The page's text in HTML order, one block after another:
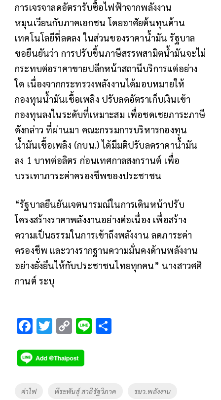
การเจรจาลดอัตรารับซื้อไฟฟ้าจากพลังงาน
หมุนเวียนกับภาคเอกชน โดยอาศัยต้นทุนด้าน
เทคโนโลยีที่ลดลง ในส่วนของราคาน้ำมัน รัฐบาล
ขอยืนยันว่า การปรับขึ้นภาษีสรรพสามิตน้ำมันจะไม่
กระทบต่อราคาขายปลีกหน้าสถานีบริการแต่อย่าง
ใด เนื่องจากกระทรวงพลังงานได้มอบหมายให้
กองทุนน้ำมันเชื้อเพลิง ปรับลดอัตราเก็บเงินเข้า
กองทุนลงในระดับที่เหมาะสม เพื่อชดเชยภาระภาษี
ดังกล่าว ที่ผ่านมา คณะกรรมการบริหารกองทุน
น้ำมันเชื้อเพลิง (กบน.) ได้มีมติปรับลดราคาน้ำมัน
ลง 1 บาทต่อลิตร ก่อนเทศกาลสงกรานต์ เพื่อ
บรรเทาภาระค่าครองชีพของประชาชน
“รัฐบาลยืนยันเจตนารมณ์ในการเดินหน้าปรับ
โครงสร้างราคาพลังงานอย่างต่อเนื่อง เพื่อสร้าง
ความเป็นธรรมในการเข้าถึงพลังงาน ลดภาระค่า
ครองชีพ และวางรากฐานความมั่นคงด้านพลังงาน
อย่างยั่งยืนให้กับประชาชนไทยทุกคน” นางสาวศศิ
กานต์​ ระบุ
F
e
b
o
T
tt
er
C
p
y
Li
Li
Tags
ค่าไฟ พีระพันธุ์ สาลีรัฐวิภาค รมว.พลังงาน